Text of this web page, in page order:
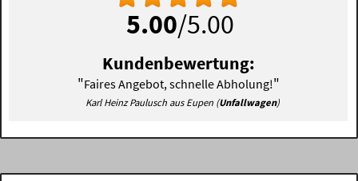
5.00/5.00
Kundenbewertung:
"Faires Angebot, schnelle Abholung!"
Karl Heinz Paulusch aus Eupen (Unfallwagen)